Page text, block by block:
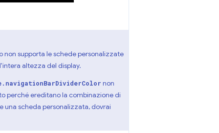
supporta le schede personalizzate
altezza del display.
non
perché ereditano la combinazione di
una scheda personalizzata, dovrai